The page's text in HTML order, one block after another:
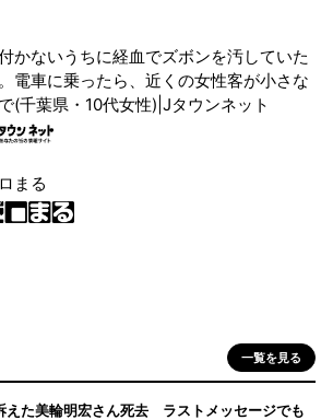
かないうちに経血でズボンを汚していた
電車に乗ったら、近くの女性客が小さな
(千葉県・10代女性)|Jタウンネット
まる
一覧を見る
えた美輪明宏さん死去 ラストメッセージでも